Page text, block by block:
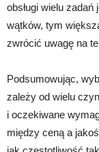
obsługi wielu
wątków, tym
zwrócić uwagę na
Podsumowując,
zależy od wielu
i oczekiwane
między ceną a